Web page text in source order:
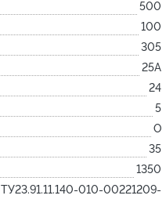
500
100
305
25А
24
5
O
35
1350
ТУ23.91.11.140-010-00221209-